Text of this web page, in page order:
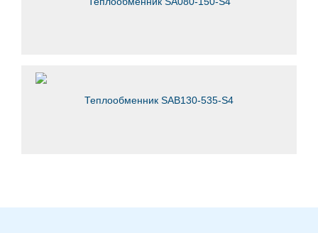
Теплообменник SAB130-535-S4